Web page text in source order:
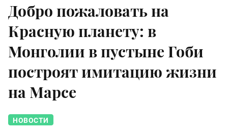
Добро пожаловать на
Красную планету: в
Монголии в пустыне Гоби
построят имитацию жизни
на Марсе
НОВОСТИ